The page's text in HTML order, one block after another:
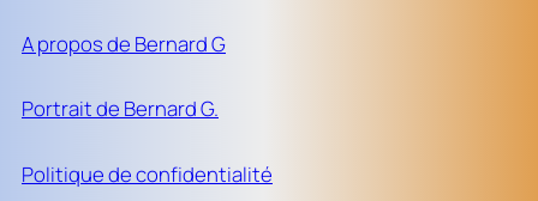
A propos de Bernard G
Portrait de Bernard G.
Politique de confidentialité